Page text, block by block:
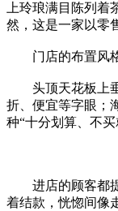
上玲琅满目陈列
然，这是一家以零
门店的布置风格
头顶天花板上垂
折、便宜等字眼；
种“十分划算、不买
进店的顾客都提
着结款，恍惚间像